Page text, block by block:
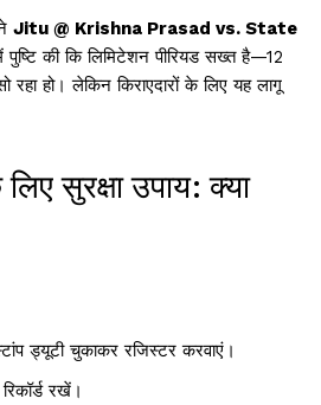
Jitu @ Krishna Prasad vs. State
पुष्टि की कि लिमिटेशन पीरियड सख्त है—12
रहा हो। लेकिन किराएदारों के लिए यह लागू
सुरक्षा उपाय: क्या
ड्यूटी चुकाकर रजिस्टर करवाएं।
रखें।